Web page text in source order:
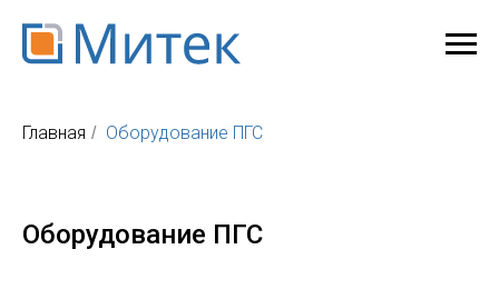
Главная / Оборудование ПГС
Оборудование ПГС